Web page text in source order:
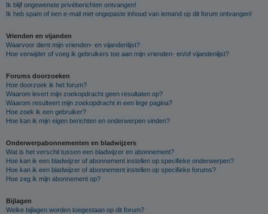
Ik blijf ongewenste privéberichten ontvangen!
Ik heb spam of een e-mail met ongepaste inhoud van iemand op dit forum ontvangen!
Vrienden en vijanden
Waarvoor dient mijn vrienden- en vijandenlijst?
Hoe verwijder of voeg ik gebruikers toe aan mijn vrienden- en/of vijandenlijst?
Forums doorzoeken
Hoe doorzoek ik het forum?
Waarom levert mijn zoekopdracht geen resultaten op?
Waarom resulteert mijn zoekopdracht in een lege pagina?
Hoe zoek ik een gebruiker?
Hoe kan ik mijn eigen berichten en onderwerpen vinden?
Onderwerpabonnementen en bladwijzers
Wat is het verschil tussen een bladwijzer en abonnement?
Hoe kan ik een bladwijzer of abonnement instellen op specifieke onderwerpen?
Hoe kan ik een bladwijzer of abonnement instellen op specifieke forums?
Hoe zeg ik mijn abonnement op?
Bijlagen
Welke bijlagen worden toegestaan op dit forum?